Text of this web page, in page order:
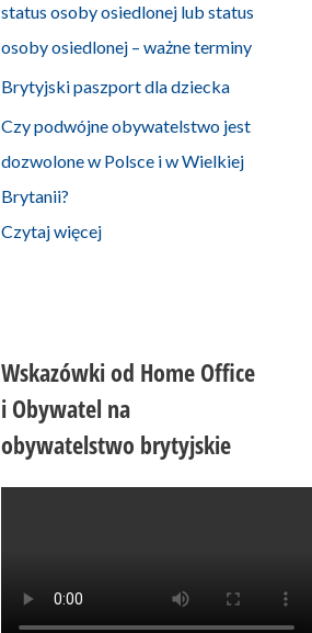
status osoby osiedlonej lub status
osoby osiedlonej – ważne terminy
Brytyjski paszport dla dziecka
Czy podwójne obywatelstwo jest
dozwolone w Polsce i w Wielkiej
Brytanii?
Czytaj więcej
Wskazówki od Home Office
i Obywatel na
obywatelstwo brytyjskie